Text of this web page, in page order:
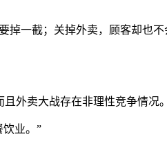
一截；关掉外卖，顾客却也
外卖大战存在非理性竞争情况
业。”